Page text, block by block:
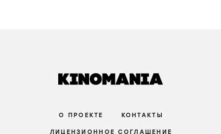
О ПРОЕКТЕ КОНТАКТЫ
ЛИЦЕНЗИОННОЕ СОГЛАШЕНИЕ